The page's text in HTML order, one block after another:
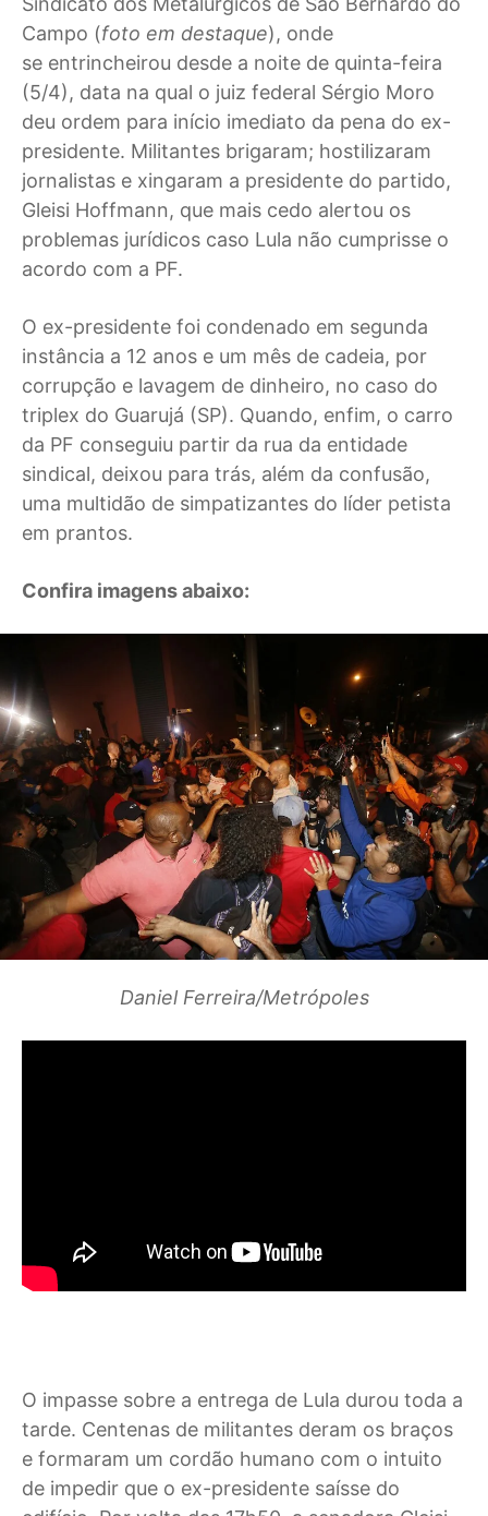
Campo (foto em destaque), onde
se entrincheirou desde a noite de quinta-feira
(5/4), data na qual o juiz federal Sérgio Moro
deu ordem para início imediato da pena do ex-
presidente. Militantes brigaram; hostilizaram
jornalistas e xingaram a presidente do partido,
Gleisi Hoffmann, que mais cedo alertou os
problemas jurídicos caso Lula não cumprisse o
acordo com a PF.
O ex-presidente foi condenado em segunda
instância a 12 anos e um mês de cadeia, por
corrupção e lavagem de dinheiro, no caso do
triplex do Guarujá (SP). Quando, enfim, o carro
da PF conseguiu partir da rua da entidade
sindical, deixou para trás, além da confusão,
uma multidão de simpatizantes do líder petista
em prantos.
Confira imagens abaixo:
Daniel Ferreira/Metrópoles
O impasse sobre a entrega de Lula durou toda a
tarde. Centenas de militantes deram os braços
e formaram um cordão humano com o intuito
de impedir que o ex-presidente saísse do